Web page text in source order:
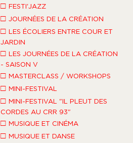
□ FESTI'JAZZ
□ JOURNÉES DE LA CRÉATION
□ LES ÉCOLIERS ENTRE COUR ET
JARDIN
□ LES JOURNÉES DE LA CRÉATION
- SAISON V
□ MASTERCLASS / WORKSHOPS
□ MINI-FESTIVAL
□ MINI-FESTIVAL "IL PLEUT DES
CORDES AU CRR 93"
□ MUSIQUE ET CINÉMA
□ MUSIQUE ET DANSE